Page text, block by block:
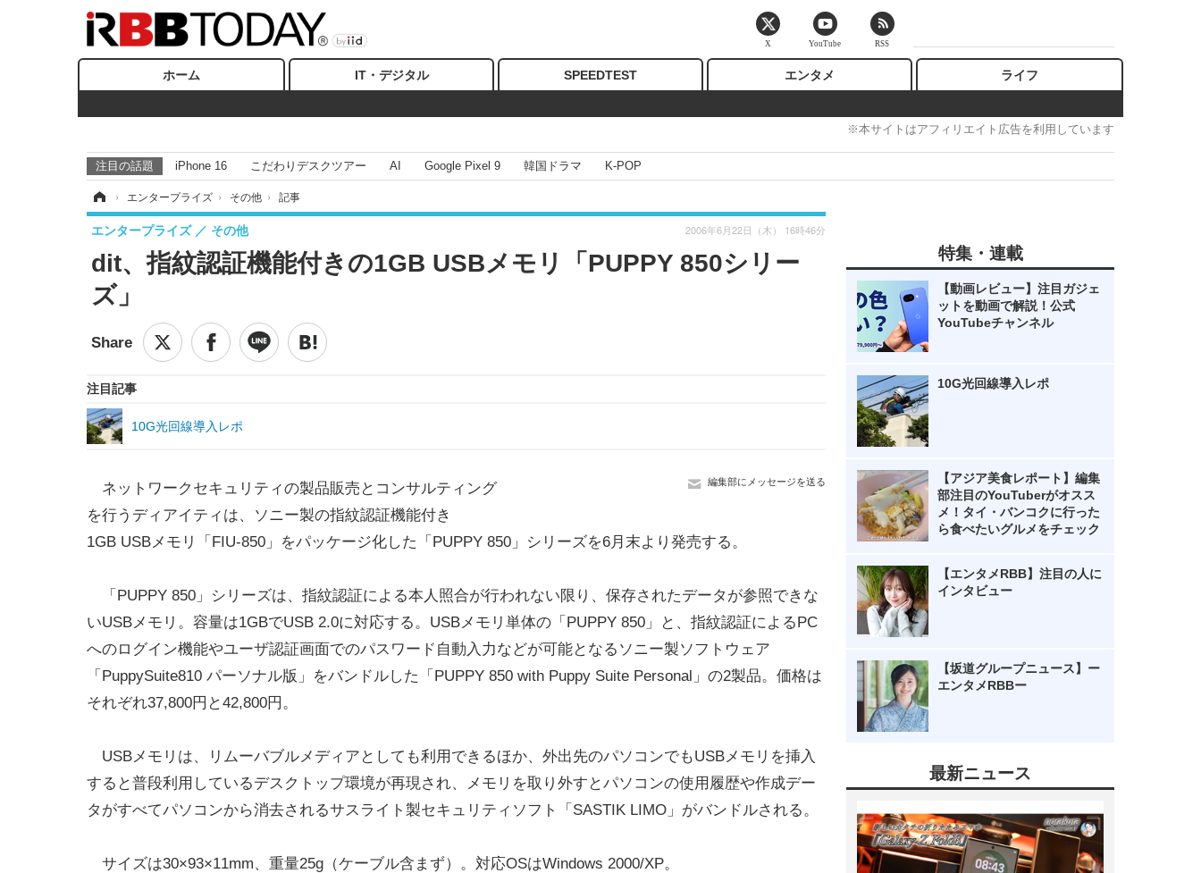
ホーム IT・デジタル SPEEDTEST エンタメ ライフ
※本サイトはアフィリエイト広告を利用しています
注目の話題 iPhone 16 こだわりデスクツアー AI Google Pixel 9 韓国ドラマ K-POP
› エンタープライズ › その他 › 記事
dit、指紋認証機能付きの1GB USBメモリ「PUPPY 850シリー
ズ」
エンタープライズ その他 2006年6月22日（木） 16時46分
注目記事
10G光回線導入レポ
編集部にメッセージを送る
ネットワークセキュリティの製品販売とコンサルティング
を行うディアイティは、ソニー製の指紋認証機能付き
1GB USBメモリ「FIU-850」をパッケージ化した「PUPPY 850」シリーズを6月末より発売する。
「PUPPY 850」シリーズは、指紋認証による本人照合が行われない限り、保存されたデータが参照できな
いUSBメモリ。容量は1GBでUSB 2.0に対応する。USBメモリ単体の「PUPPY 850」と、指紋認証によるPC
へのログイン機能やユーザ認証画面でのパスワード自動入力などが可能となるソニー製ソフトウェア
「PuppySuite810 パーソナル版」をバンドルした「PUPPY 850 with Puppy Suite Personal」の2製品。価格は
それぞれ37,800円と42,800円。
USBメモリは、リムーバブルメディアとしても利用できるほか、外出先のパソコンでもUSBメモリを挿入
すると普段利用しているデスクトップ環境が再現され、メモリを取り外すとパソコンの使用履歴や作成デー
タがすべてパソコンから消去されるサスライト製セキュリティソフト「SASTIK LIMO」がバンドルされる。
サイズは30×93×11mm、重量25g（ケーブル含まず）。対応OSはWindows 2000/XP。
特集・連載
【動画レビュー】注目ガジェ
ットを動画で解説！公式
YouTubeチャンネル
10G光回線導入レポ
【アジア美食レポート】編集
部注目のYouTuberがオスス
メ！タイ・バンコクに行った
ら食べたいグルメをチェック
【エンタメRBB】注目の人に
インタビュー
【坂道グループニュース】ー
エンタメRBBー
最新ニュース
X YouTube RSS